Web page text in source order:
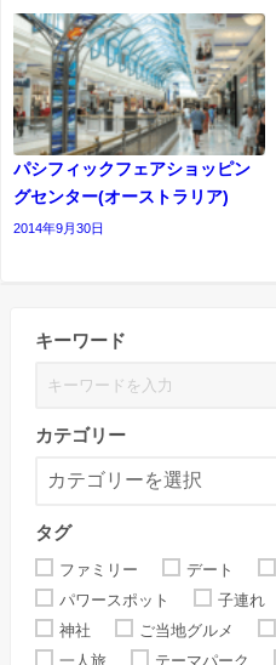
パシフィックフェアショッピン
グセンター(オーストラリア)
2014年9月30日
キーワード
カテゴリー
タグ
ファミリー デート
パワースポット
子連れ
神社
ご当地グルメ
一人旅
テーマパーク